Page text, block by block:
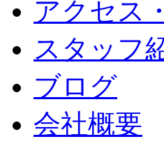
アクセス
スタッフ
ブログ
会社概要